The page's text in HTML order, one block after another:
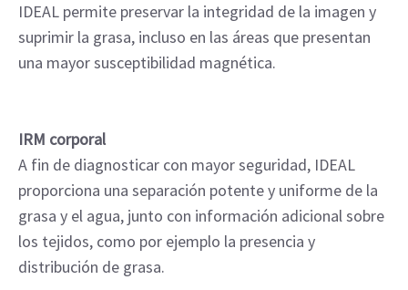
IDEAL permite preservar la integridad de la imagen y
suprimir la grasa, incluso en las áreas que presentan
una mayor susceptibilidad magnética.
IRM corporal
A fin de diagnosticar con mayor seguridad, IDEAL
proporciona una separación potente y uniforme de la
grasa y el agua, junto con información adicional sobre
los tejidos, como por ejemplo la presencia y
distribución de grasa.